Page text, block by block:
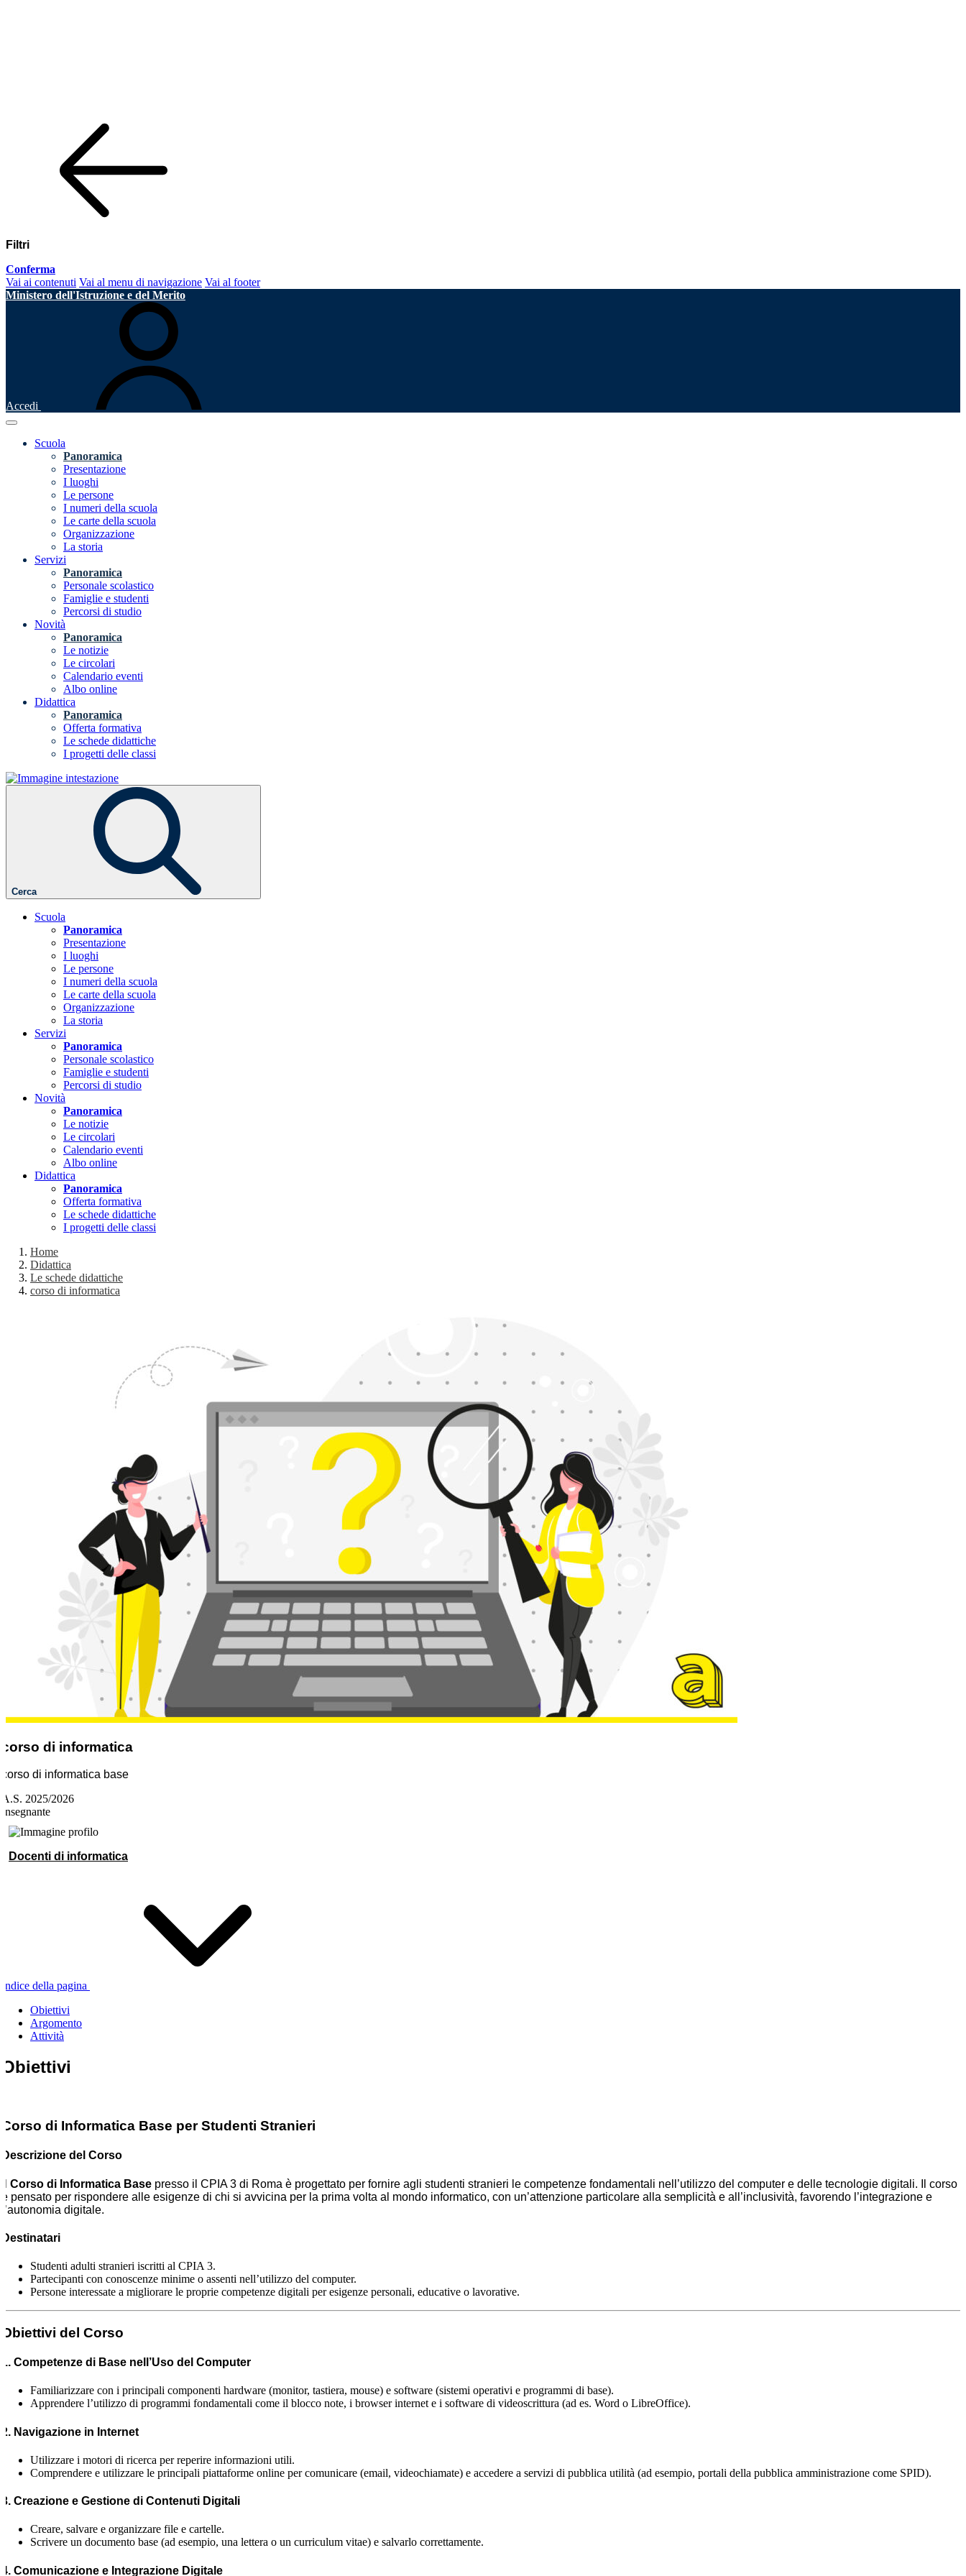
Filtri
Conferma
Vai ai contenuti Vai al menu di navigazione Vai al footer
Ministero dell'Istruzione e del Merito
Accedi
Scuola
Panoramica
Presentazione
I luoghi
Le persone
I numeri della scuola
Le carte della scuola
Organizzazione
La storia
Servizi
Panoramica
Personale scolastico
Famiglie e studenti
Percorsi di studio
Novità
Panoramica
Le notizie
Le circolari
Calendario eventi
Albo online
Didattica
Panoramica
Offerta formativa
Le schede didattiche
I progetti delle classi
Cerca
Scuola
Panoramica
Presentazione
I luoghi
Le persone
I numeri della scuola
Le carte della scuola
Organizzazione
La storia
Servizi
Panoramica
Personale scolastico
Famiglie e studenti
Percorsi di studio
Novità
Panoramica
Le notizie
Le circolari
Calendario eventi
Albo online
Didattica
Panoramica
Offerta formativa
Le schede didattiche
I progetti delle classi
Home
Didattica
Le schede didattiche
corso di informatica
corso di informatica
corso di informatica base
A.S. 2025/2026
Insegnante
Docenti di informatica
Indice della pagina
Obiettivi
Argomento
Attività
Obiettivi
Corso di Informatica Base per Studenti Stranieri
Descrizione del Corso
Corso di Informatica Base presso il CPIA 3 di Roma è progettato per fornire agli studenti stranieri le competenze fondamentali nell’utilizzo del computer e delle tecnologie digitali. Il corso
è pensato per rispondere alle esigenze di chi si avvicina per la prima volta al mondo informatico, con un’attenzione particolare alla semplicità e all’inclusività, favorendo l’integrazione e
l’autonomia digitale.
Destinatari
Studenti adulti stranieri iscritti al CPIA 3.
Partecipanti con conoscenze minime o assenti nell’utilizzo del computer.
Persone interessate a migliorare le proprie competenze digitali per esigenze personali, educative o lavorative.
Obiettivi del Corso
1. Competenze di Base nell’Uso del Computer
Familiarizzare con i principali componenti hardware (monitor, tastiera, mouse) e software (sistemi operativi e programmi di base).
Apprendere l’utilizzo di programmi fondamentali come il blocco note, i browser internet e i software di videoscrittura (ad es. Word o LibreOffice).
2. Navigazione in Internet
Utilizzare i motori di ricerca per reperire informazioni utili.
Comprendere e utilizzare le principali piattaforme online per comunicare (email, videochiamate) e accedere a servizi di pubblica utilità (ad esempio, portali della pubblica amministrazione come SPID).
3. Creazione e Gestione di Contenuti Digitali
Creare, salvare e organizzare file e cartelle.
Scrivere un documento base (ad esempio, una lettera o un curriculum vitae) e salvarlo correttamente.
4. Comunicazione e Integrazione Digitale